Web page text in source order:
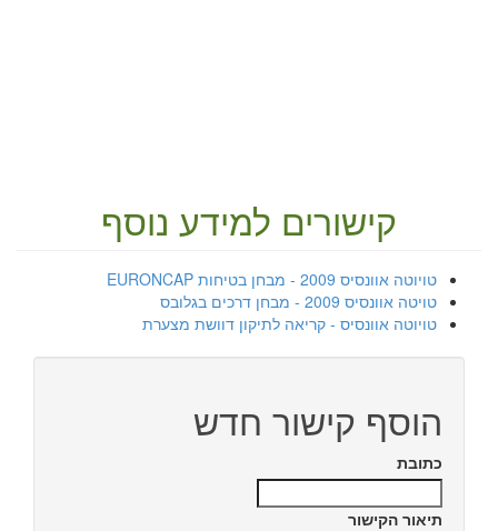
קישורים למידע נוסף
טויוטה אוונסיס 2009 - מבחן בטיחות EURONCAP
טויטה אוונסיס 2009 - מבחן דרכים בגלובס
טויוטה אוונסיס - קריאה לתיקון דוושת מצערת
הוסף קישור חדש
כתובת
תיאור הקישור